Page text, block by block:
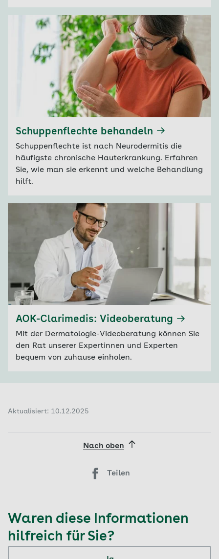
Schuppenflechte behandeln
Schuppenflechte ist nach Neurodermitis die
häufigste chronische Hauterkrankung. Erfahren
Sie, wie man sie erkennt und welche Behandlung
hilft.
AOK-Clarimedis: Videoberatung
Mit der Dermatologie-Videoberatung können Sie
den Rat unserer Expertinnen und Experten
bequem von zuhause einholen.
Aktualisiert: 10.12.2025
Nach oben
Teilen
Waren diese Informationen
hilfreich für Sie?